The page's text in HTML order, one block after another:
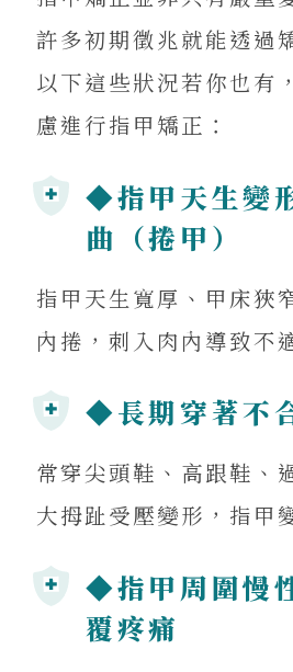
許多初期徵兆就能透過
以下這些狀況若你也有
慮進行指甲矯正：
◆指甲天生變
曲（捲甲）
指甲天生寬厚、甲床狹
內捲，刺入肉內導致不
◆長期穿著不
常穿尖頭鞋、高跟鞋、
大拇趾受壓變形，指甲
◆指甲周圍慢
覆疼痛